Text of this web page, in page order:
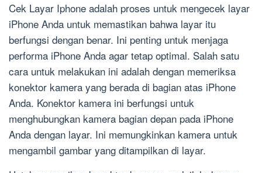
Cek Layar Iphone adalah proses untuk mengecek layar
iPhone Anda untuk memastikan bahwa layar itu
berfungsi dengan benar. Ini penting untuk menjaga
performa iPhone Anda agar tetap optimal. Salah satu
cara untuk melakukan ini adalah dengan memeriksa
konektor kamera yang berada di bagian atas iPhone
Anda. Konektor kamera ini berfungsi untuk
menghubungkan kamera bagian depan pada iPhone
Anda dengan layar. Ini memungkinkan kamera untuk
mengambil gambar yang ditampilkan di layar.